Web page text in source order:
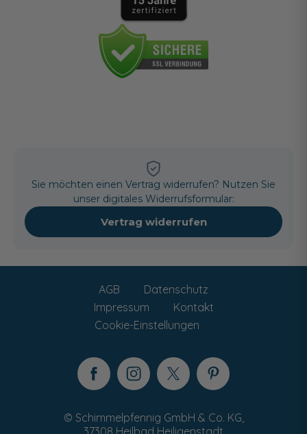
Sie möchten einen Vertrag widerrufen? Nutzen Sie
unser digitales Widerrufsformular:
Vertrag widerrufen
AGB
Datenschutz
Impressum
Kontakt
Cookie-Einstellungen
© Schimmelpfennig GmbH & Co. KG,
37308 Heilbad Heiligenstadt